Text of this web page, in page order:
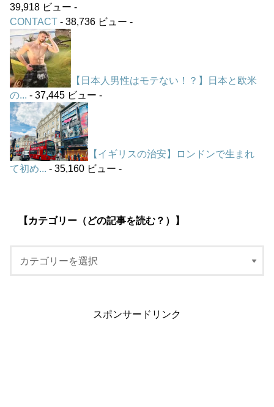
39,918 ビュー -
CONTACT - 38,736 ビュー -
【日本人男性はモテない！？】日本と欧米
の... - 37,445 ビュー -
【イギリスの治安】ロンドンで生まれ
て初め... - 35,160 ビュー -
【カテゴリー（どの記事を読む？）】
スポンサードリンク